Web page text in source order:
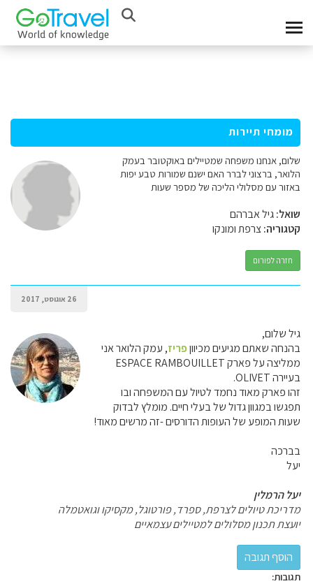
מומחי תיירות
שלום, אנחנו משפחה שמטיילים באוקטובר בעמק
הלואר, ברצוני לברר האם ישנם שמורות טבע יפות
באזור עם מסלולי הליכה של מספר שעות
שואל:גיל אברהם
קטגוריה:צרפת ומונקו
חזרה לפורום
26 אוגוסט, 2017
גיל שלום,
בהנחה שאתם מגיעים מכיווןפריז, עמק הלואר אני
ממליצה על פארק ESPACE RAMBOUILLET
בעיירה OLIVET.
זהו פארק מאוד נחמד לטיול עם המשפחה ובו
תפגשו במגוון גדול של בעלי חיים. מומלץ לבדוק
שעות המופע של העופות הדורסים -זה מרשים מאוד!
בברכה
יעל
יעל הרמלין
מדריכת טיולים לצרפת, ספרד, פורטוגל, מקסיקו וגואטמלה
יועצת תכנון מסלולים למטיילים עצמאיים
תגובות: